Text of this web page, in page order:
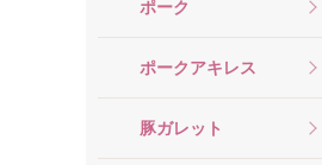
ポーク
ポークアキレス
豚ガレット